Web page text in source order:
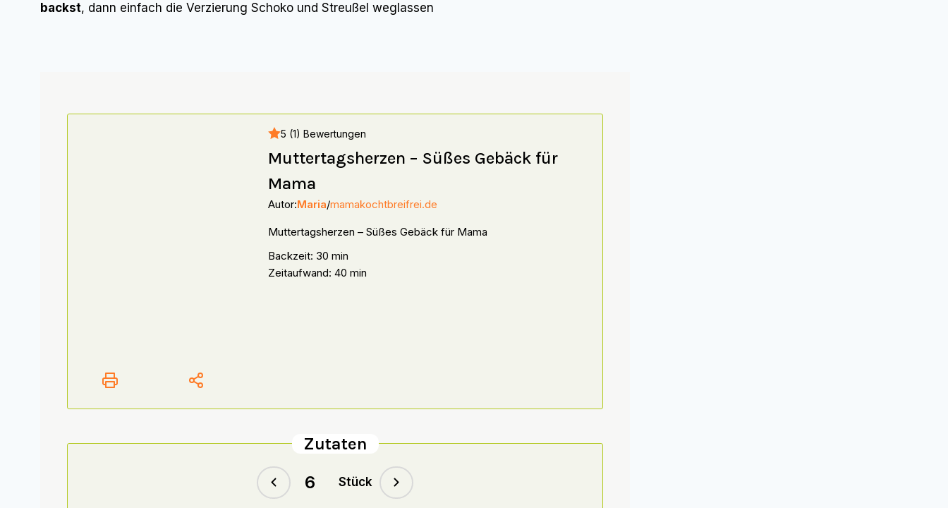
backst, dann einfach die Verzierung Schoko und Streußel weglassen
5 (1) Bewertungen
Muttertagsherzen – Süßes Gebäck für
Mama
Autor:Maria/mamakochtbreifrei.de
Muttertagsherzen – Süßes Gebäck für Mama
Backzeit: 30 min
Zeitaufwand: 40 min
Zutaten
Stück